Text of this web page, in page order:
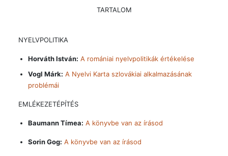
TARTALOM
NYELVPOLITIKA
Horváth István: A romániai nyelvpolitikák értékelése
Vogl Márk: A Nyelvi Karta szlovákiai alkalmazásának
problémái
EMLÉKEZETÉPÍTÉS
Baumann Tímea: A könyvbe van az írásod
Sorin Gog: A könyvbe van az írásod